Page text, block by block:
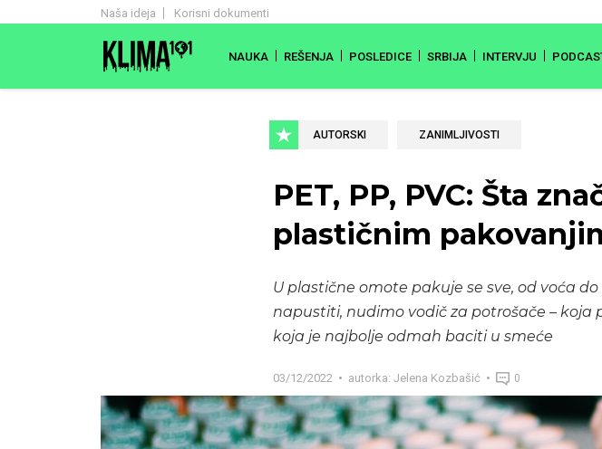
Naša ideja Korisni dokumenti
NAUKA REŠENJA POSLEDICE SRBIJA INTERVJU
AUTORSKI ZANIMLJIVOSTI
PET, PP, PVC: Šta
plastičnim
U plastične omote pakuje se sve, od voća
napustiti, nudimo vodič za potrošače –
koja je najbolje odmah baciti u smeće
03/12/2022 autorka: Jelena Kozbašić 0